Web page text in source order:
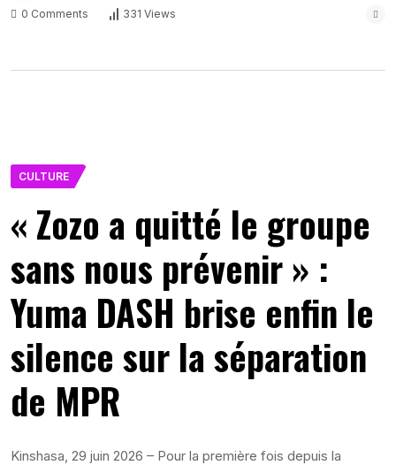
0 Comments
331 Views
CULTURE
« Zozo a quitté le groupe
sans nous prévenir » :
Yuma DASH brise enfin le
silence sur la séparation
de MPR
Kinshasa, 29 juin 2026 – Pour la première fois depuis la